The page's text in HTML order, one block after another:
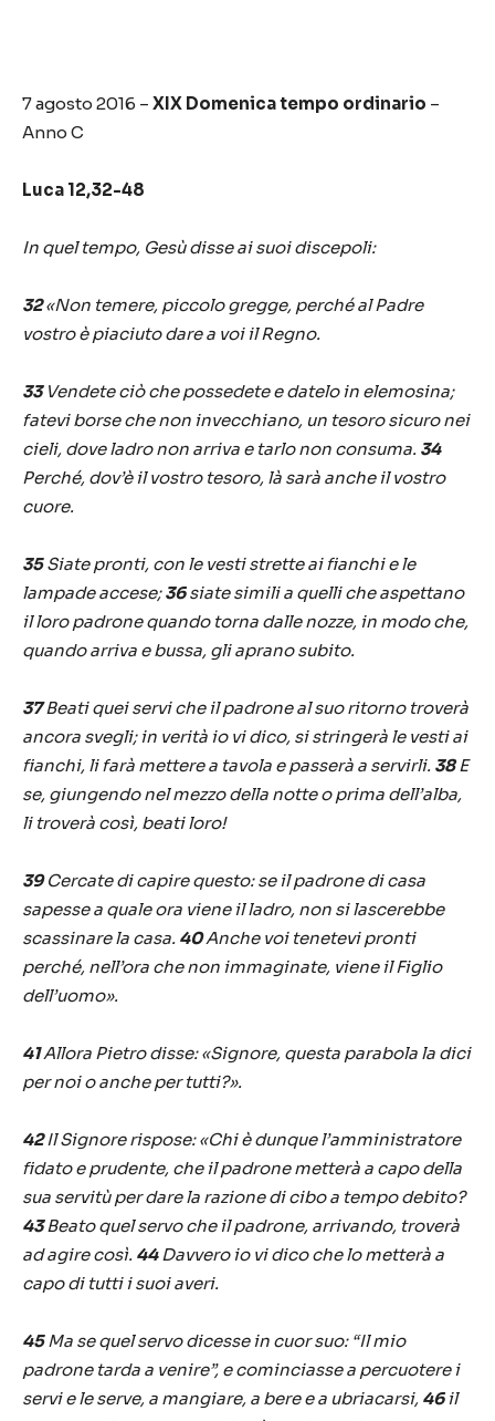
7 agosto 2016 – XIX Domenica tempo ordinario –
Anno C
Luca 12,32-48
In quel tempo, Gesù disse ai suoi discepoli:
32«Non temere, piccolo gregge, perché al Padre
vostro è piaciuto dare a voi il Regno.
33Vendete ciò che possedete e datelo in elemosina;
fatevi borse che non invecchiano, un tesoro sicuro nei
cieli, dove ladro non arriva e tarlo non consuma. 34
Perché, dov’è il vostro tesoro, là sarà anche il vostro
cuore.
35Siate pronti, con le vesti strette ai fianchi e le
lampade accese;36siate simili a quelli che aspettano
il loro padrone quando torna dalle nozze, in modo che,
quando arriva e bussa, gli aprano subito.
37Beati quei servi che il padrone al suo ritorno troverà
ancora svegli; in verità io vi dico, si stringerà le vesti ai
fianchi, li farà mettere a tavola e passerà a servirli. 38E
se, giungendo nel mezzo della notte o prima dell’alba,
li troverà così, beati loro!
39Cercate di capire questo: se il padrone di casa
sapesse a quale ora viene il ladro, non si lascerebbe
scassinare la casa. 40Anche voi tenetevi pronti
perché, nell’ora che non immaginate, viene il Figlio
dell’uomo».
41Allora Pietro disse: «Signore, questa parabola la dici
per noi o anche per tutti?».
42Il Signore rispose: «Chi è dunque l’amministratore
fidato e prudente, che il padrone metterà a capo della
sua servitù per dare la razione di cibo a tempo debito?
43Beato quel servo che il padrone, arrivando, troverà
ad agire così. 44Davvero io vi dico che lo metterà a
capo di tutti i suoi averi.
45Ma se quel servo dicesse in cuor suo: “Il mio
padrone tarda a venire”, e cominciasse a percuotere i
servi e le serve, a mangiare, a bere e a ubriacarsi, 46il